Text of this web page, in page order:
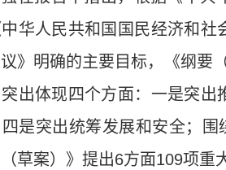
华人民共和国国民经济和
》明确的主要目标，《纲要
出体现四个方面：一是突
是突出统筹发展和安全；
（草案）》提出6方面109项重